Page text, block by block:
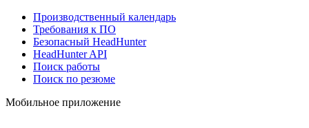
Производственный календарь
Требования к ПО
Безопасный HeadHunter
HeadHunter API
Поиск работы
Поиск по резюме
Мобильное приложение